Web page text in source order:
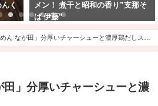
んく
メン！ 煮干と昭和の香り”支那そ
ば 伊藤”
ん なが田」分厚いチャーシューと濃厚鶏だしスー
」分厚いチャーシューと濃